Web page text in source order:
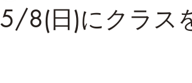
5/8(日)にクラス